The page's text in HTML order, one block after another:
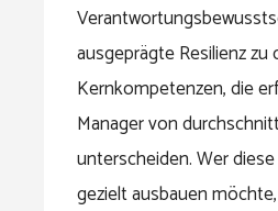
ausgeprägte Resilienz zu
Kernkompetenzen, die
Manager von
unterscheiden. Wer
gezielt ausbauen